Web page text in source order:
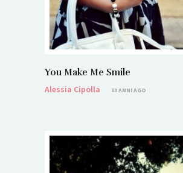
You Make Me Smile
Alessia Cipolla
13 ANNI AGO